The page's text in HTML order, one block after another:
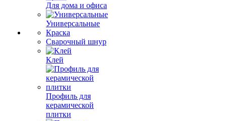
Для дома и офиса
Универсальные
Краска
Сварочный шнур
Клей
Профиль для
керамической
плитки